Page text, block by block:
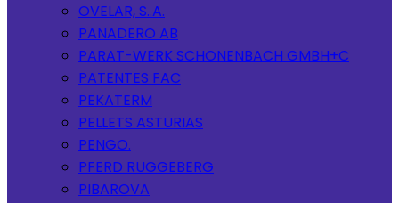
OVELAR, S..A.
PANADERO AB
PARAT-WERK SCHONENBACH GMBH+C
PATENTES FAC
PEKATERM
PELLETS ASTURIAS
PENGO.
PFERD RUGGEBERG
PIBAROVA